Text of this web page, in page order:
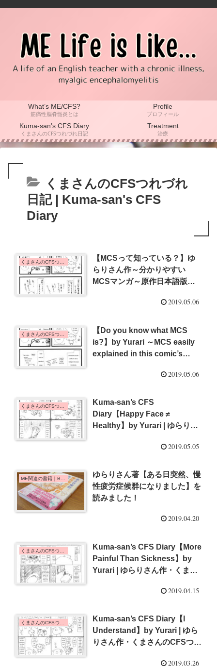
What’s ME/CFS?
筋痛性脳脊髄炎とは
Profile
プロフィール
Kuma-san’s CFS Diary
くまさんのCFSつれづれ日記
Treatment
治療
くまさんのCFSつれづれ
日記 | Kuma-san's CFS
Diary
くまさんのCFSつれづれ日記 | Kuma-san's CFS Diary
【MCSって知っている？】ゆ
らりさん作～分かりやすい
MCSマンガ～原作日本語版
2019.05.06
【Do you know what MCS
is?】by Yurari ～MCS easily
explained in this comic’s
2019.05.06
くまさんのCFSつれづれ日記 | Kuma-san's CFS Diary
Kuma-san’s CFS
Diary【Happy Face ≠
Healthy】by Yurari | ゆらりさ
日記【笑顔 ≠ 元気】{#14}2019.05.05
ゆらりさん著【ある日突然、慢
性疲労症候群になりました】を
読みました！
2019.04.20
Kuma-san’s CFS Diary【More
Painful Than Sickness】by
Yurari | ゆらりさん作・くまさ
2019.04.15
くまさんのCFSつれづれ日記 | Kuma-san's CFS Diary
Kuma-san’s CFS Diary【I
Understand】by Yurari | ゆら
りさん作・くまさんのCFSつれ
2019.03.26